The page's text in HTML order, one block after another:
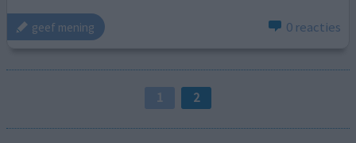
geef mening 0 reacties
1 2